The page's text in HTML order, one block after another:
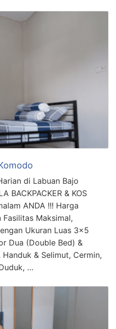
di Labuan Bajo
BACKPACKER & KOS
ANDA !!! Harga
Maksimal,
Ukuran Luas 3×5
Dua (Double Bed) &
& Selimut, Cermin,
…